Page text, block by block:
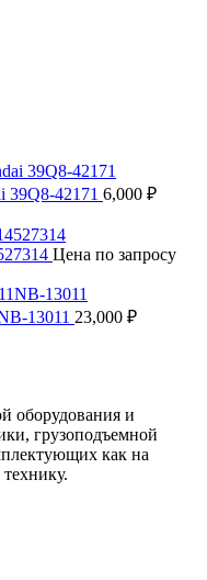
39Q8-42171 6,000 ₽
Цена по запросу
13011 23,000 ₽
оборудования и
грузоподъемной
как на